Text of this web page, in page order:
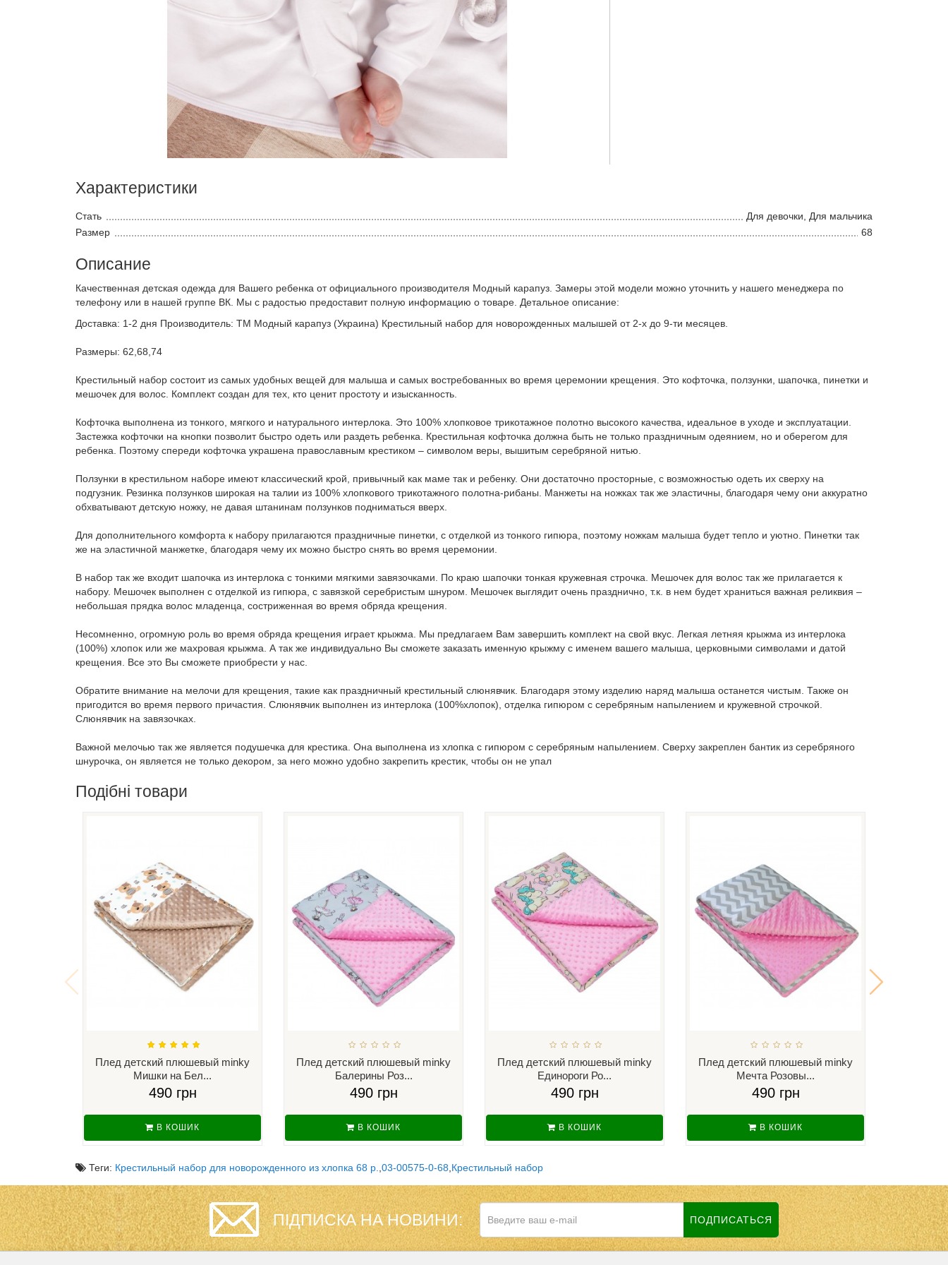
Характеристики
Стать
Для девочки, Для мальчика
Размер
68
Описание
Качественная детская одежда для Вашего ребенка от официального производителя Модный карапуз. Замеры этой модели можно уточнить у нашего менеджера по
телефону или в нашей группе ВК. Мы с радостью предоставит полную информацию о товаре. Детальное описание:
Доставка: 1-2 дня Производитель: ТМ Модный карапуз (Украина) Крестильный набор для новорожденных малышей от 2-х до 9-ти месяцев.
Размеры: 62,68,74
Крестильный набор состоит из самых удобных вещей для малыша и самых востребованных во время церемонии крещения. Это кофточка, ползунки, шапочка, пинетки и
мешочек для волос. Комплект создан для тех, кто ценит простоту и изысканность.
Кофточка выполнена из тонкого, мягкого и натурального интерлока. Это 100% хлопковое трикотажное полотно высокого качества, идеальное в уходе и эксплуатации.
Застежка кофточки на кнопки позволит быстро одеть или раздеть ребенка. Крестильная кофточка должна быть не только праздничным одеянием, но и оберегом для
ребенка. Поэтому спереди кофточка украшена православным крестиком – символом веры, вышитым серебряной нитью.
Ползунки в крестильном наборе имеют классический крой, привычный как маме так и ребенку. Они достаточно просторные, с возможностью одеть их сверху на
подгузник. Резинка ползунков широкая на талии из 100% хлопкового трикотажного полотна-рибаны. Манжеты на ножках так же эластичны, благодаря чему они аккуратно
обхватывают детскую ножку, не давая штанинам ползунков подниматься вверх.
Для дополнительного комфорта к набору прилагаются праздничные пинетки, с отделкой из тонкого гипюра, поэтому ножкам малыша будет тепло и уютно. Пинетки так
же на эластичной манжетке, благодаря чему их можно быстро снять во время церемонии.
В набор так же входит шапочка из интерлока с тонкими мягкими завязочками. По краю шапочки тонкая кружевная строчка. Мешочек для волос так же прилагается к
набору. Мешочек выполнен с отделкой из гипюра, с завязкой серебристым шнуром. Мешочек выглядит очень празднично, т.к. в нем будет храниться важная реликвия –
небольшая прядка волос младенца, состриженная во время обряда крещения.
Несомненно, огромную роль во время обряда крещения играет крыжма. Мы предлагаем Вам завершить комплект на свой вкус. Легкая летняя крыжма из интерлока
(100%) хлопок или же махровая крыжма. А так же индивидуально Вы сможете заказать именную крыжму с именем вашего малыша, церковными символами и датой
крещения. Все это Вы сможете приобрести у нас.
Обратите внимание на мелочи для крещения, такие как праздничный крестильный слюнявчик. Благодаря этому изделию наряд малыша останется чистым. Также он
пригодится во время первого причастия. Слюнявчик выполнен из интерлока (100%хлопок), отделка гипюром с серебряным напылением и кружевной строчкой.
Слюнявчик на завязочках.
Важной мелочью так же является подушечка для крестика. Она выполнена из хлопка с гипюром с серебряным напылением. Сверху закреплен бантик из серебряного
шнурочка, он является не только декором, за него можно удобно закрепить крестик, чтобы он не упал
Подібні товари
Плед детский плюшевый minky
Мишки на Бел...
490 грн
В КОШИК
Плед детский плюшевый minky
Балерины Роз...
490 грн
В КОШИК
Плед детский плюшевый minky
Единороги Ро...
490 грн
В КОШИК
Плед детский плюшевый minky
Мечта Розовы...
490 грн
В КОШИК
Теги: Крестильный набор для новорожденного из хлопка 68 р. 03-00575-0-68 Крестильный набор
ПІДПИСКА НА НОВИНИ: ПОДПИСАТЬСЯ